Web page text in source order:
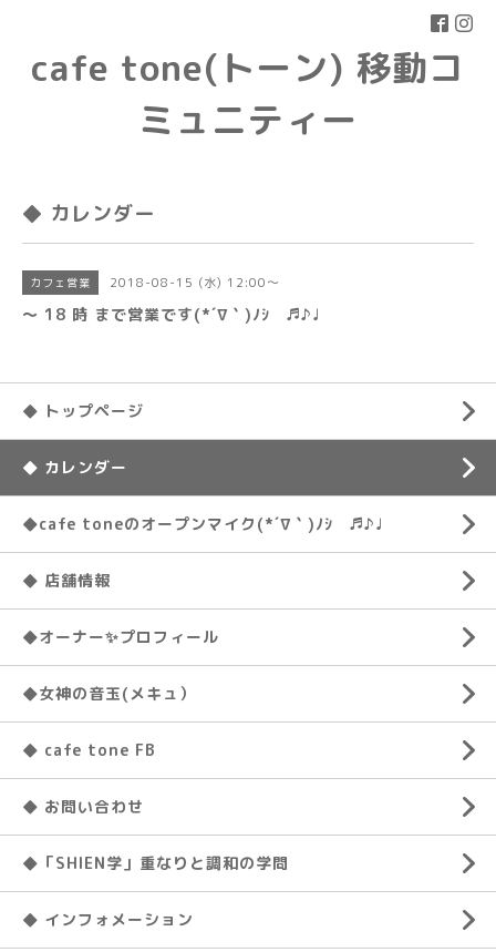
cafe tone(トーン) 移動コ
ミュニティー
◆ カレンダー
カフェ営業 2018-08-15 (水) 12:00～
〜 18 時 まで営業です(*´∇｀)ﾉｼ ♬♪♩
◆ トップページ
◆ カレンダー
◆cafe toneのオープンマイク(*´∇｀)ﾉｼ ♬♪♩
◆ 店舗情報
◆オーナー✨プロフィール
◆女神の音玉(メキュ）
◆ cafe tone FB
◆ お問い合わせ
◆「SHIEN学」重なりと調和の学問
◆ インフォメーション